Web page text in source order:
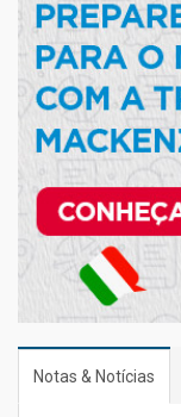
Notas & Notícias